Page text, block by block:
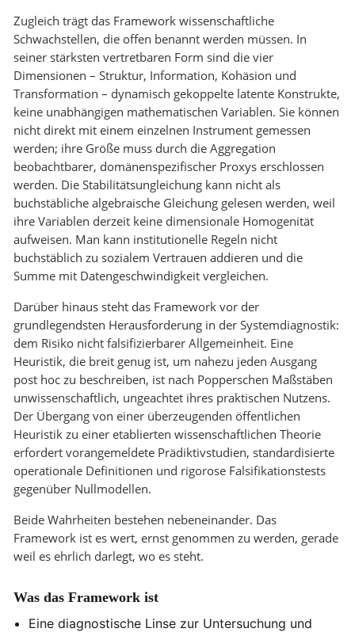
Zugleich trägt das Framework wissenschaftliche
Schwachstellen, die offen benannt werden müssen. In
seiner stärksten vertretbaren Form sind die vier
Dimensionen – Struktur, Information, Kohäsion und
Transformation – dynamisch gekoppelte latente Konstrukte,
keine unabhängigen mathematischen Variablen. Sie können
nicht direkt mit einem einzelnen Instrument gemessen
werden; ihre Größe muss durch die Aggregation
beobachtbarer, domänenspezifischer Proxys erschlossen
werden. Die Stabilitätsungleichung kann nicht als
buchstäbliche algebraische Gleichung gelesen werden, weil
ihre Variablen derzeit keine dimensionale Homogenität
aufweisen. Man kann institutionelle Regeln nicht
buchstäblich zu sozialem Vertrauen addieren und die
Summe mit Datengeschwindigkeit vergleichen.
Darüber hinaus steht das Framework vor der
grundlegendsten Herausforderung in der Systemdiagnostik:
dem Risiko nicht falsifizierbarer Allgemeinheit. Eine
Heuristik, die breit genug ist, um nahezu jeden Ausgang
post hoc zu beschreiben, ist nach Popperschen Maßstäben
unwissenschaftlich, ungeachtet ihres praktischen Nutzens.
Der Übergang von einer überzeugenden öffentlichen
Heuristik zu einer etablierten wissenschaftlichen Theorie
erfordert vorangemeldete Prädiktivstudien, standardisierte
operationale Definitionen und rigorose Falsifikationstests
gegenüber Nullmodellen.
Beide Wahrheiten bestehen nebeneinander. Das
Framework ist es wert, ernst genommen zu werden, gerade
weil es ehrlich darlegt, wo es steht.
Was das Framework ist
Eine diagnostische Linse zur Untersuchung und